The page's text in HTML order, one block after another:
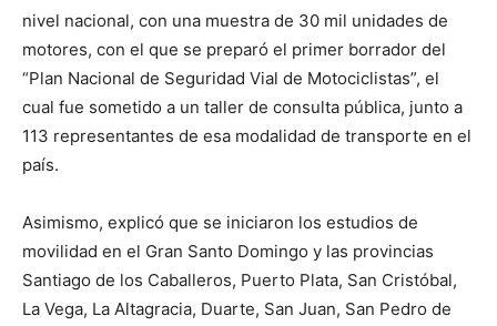
nivel nacional, con una muestra de 30 mil unidades de
motores, con el que se preparó el primer borrador del
“Plan Nacional de Seguridad Vial de Motociclistas”, el
cual fue sometido a un taller de consulta pública, junto a
113 representantes de esa modalidad de transporte en el
país.
Asimismo, explicó que se iniciaron los estudios de
movilidad en el Gran Santo Domingo y las provincias
Santiago de los Caballeros, Puerto Plata, San Cristóbal,
La Vega, La Altagracia, Duarte, San Juan, San Pedro de